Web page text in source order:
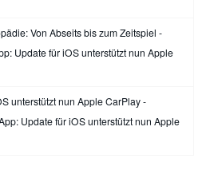
Von Abseits bis zum Zeitspiel -
Update für iOS unterstützt nun Apple
unterstützt nun Apple CarPlay -
Update für iOS unterstützt nun Apple